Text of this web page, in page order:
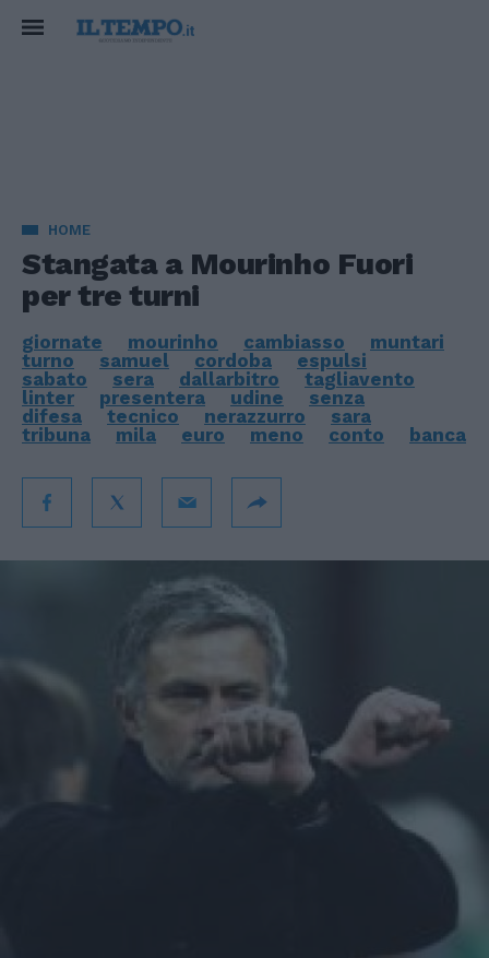
HOME
Stangata a Mourinho Fuori
per tre turni
giornate mourinho cambiasso
muntari
turno
samuel cordoba
espulsi
sabato
sera dallarbitro
tagliavento
linter
presentera udine
senza
difesa
tecnico nerazzurro
sara
tribuna
mila euro meno conto banca